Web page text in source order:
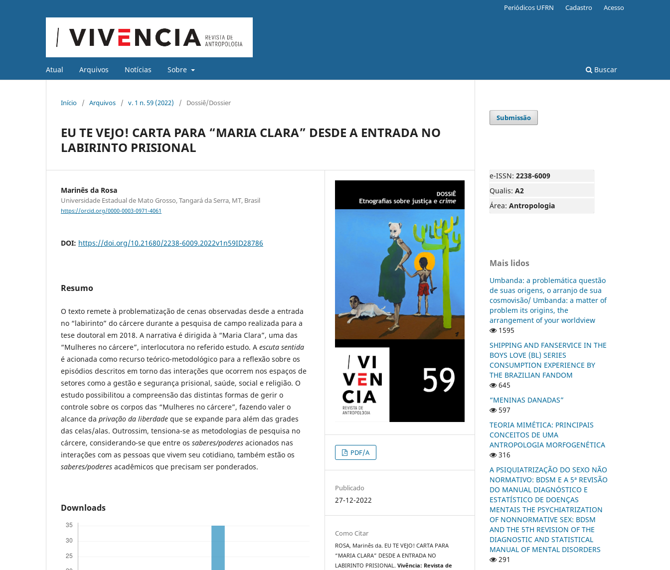
Atual Arquivos Notícias Sobre Buscar
Periódicos UFRN Cadastro Acesso
Início / Arquivos / v. 1 n. 59 (2022) / Dossiê/Dossier
EU TE VEJO! CARTA PARA “MARIA CLARA” DESDE A ENTRADA NO
LABIRINTO PRISIONAL
Marinês da Rosa
Universidade Estadual de Mato Grosso, Tangará da Serra, MT, Brasil
https://orcid.org/0000-0003-0971-4061
DOI: https://doi.org/10.21680/2238-6009.2022v1n59ID28786
Resumo
O texto remete à problematização de cenas observadas desde a entrada
no “labirinto” do cárcere durante a pesquisa de campo realizada para a
tese doutoral em 2018. A narrativa é dirigida à “Maria Clara”, uma das
“Mulheres no cárcere”, interlocutora no referido estudo. A escuta sentida
é acionada como recurso teórico-metodológico para a reflexão sobre os
episódios descritos em torno das interações que ocorrem nos espaços de
setores como a gestão e segurança prisional, saúde, social e religião. O
estudo possibilitou a compreensão das distintas formas de gerir o
controle sobre os corpos das “Mulheres no cárcere”, fazendo valer o
alcance da privação da liberdade que se expande para além das grades
das celas/alas. Outrossim, tensiona-se as metodologias de pesquisa no
cárcere, considerando-se que entre os saberes/poderes acionados nas
interações com as pessoas que vivem seu cotidiano, também estão os
saberes/poderes acadêmicos que precisam ser ponderados.
Downloads
PDF/A
Publicado
27-12-2022
Como Citar
ROSA, Marinês da. EU TE VEJO! CARTA PARA
“MARIA CLARA” DESDE A ENTRADA NO
LABIRINTO PRISIONAL.Vivência: Revista de
Submissão
e-ISSN: 2238-6009
Qualis: A2
Área: Antropologia
Mais lidos
Umbanda: a problemática questão
de suas origens, o arranjo de sua
cosmovisão/ Umbanda: a matter of
problem its origins, the
arrangement of your worldview
1595
SHIPPING AND FANSERVICE IN THE
BOYS LOVE (BL) SERIES
CONSUMPTION EXPERIENCE BY
THE BRAZILIAN FANDOM
645
“MENINAS DANADAS”
597
TEORIA MIMÉTICA: PRINCIPAIS
CONCEITOS DE UMA
ANTROPOLOGIA MORFOGENÉTICA
316
A PSIQUIATRIZAÇÃO DO SEXO NÃO
NORMATIVO: BDSM E A 5ª REVISÃO
DO MANUAL DIAGNÓSTICO E
ESTATÍSTICO DE DOENÇAS
MENTAIS THE PSYCHIATRIZATION
OF NONNORMATIVE SEX: BDSM
AND THE 5TH REVISION OF THE
DIAGNOSTIC AND STATISTICAL
MANUAL OF MENTAL DISORDERS
291